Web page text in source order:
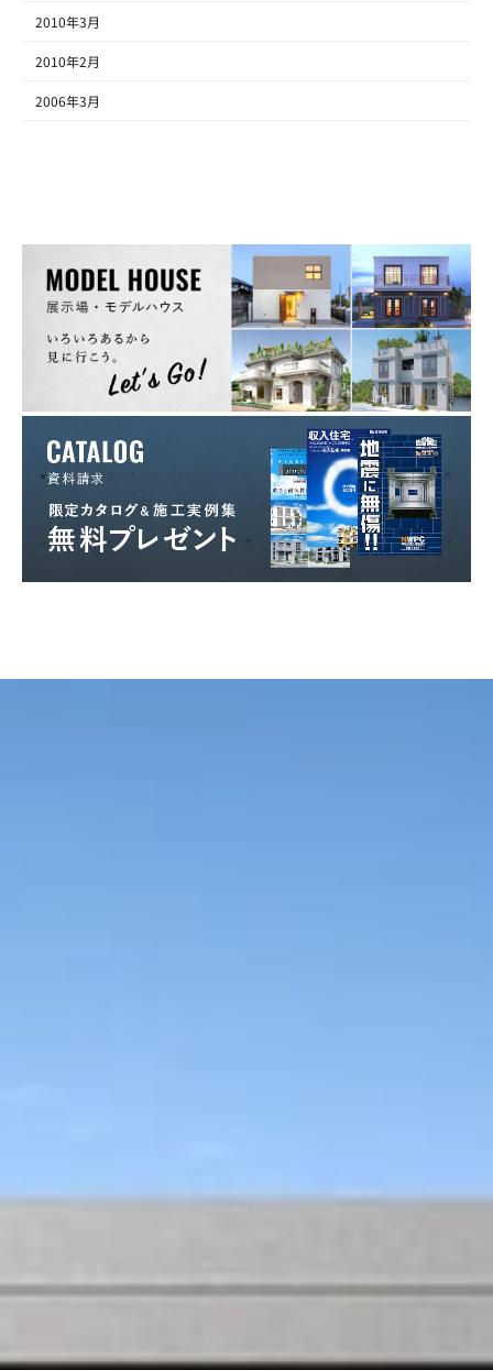
2010年3月
2010年2月
2006年3月